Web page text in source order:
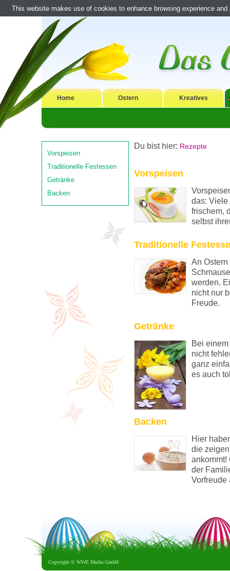
Home Ostern Kreatives
Vorspeisen
Traditionelle Festessen
Getränke
Backen
Du bist hier: Rezepte
Vorspeisen
das: Viele
frischem,
selbst
Traditionelle
An
werden.
nicht nur
Freude.
Getränke
Bei
nicht
ganz
es auch
Backen
Hier
die
ankommt!
der
Vorfreude
Copyright © WWE Media GmbH
This website makes use of cookies to enhance browsing experience